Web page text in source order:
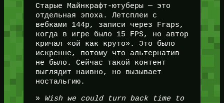
Старые Майнкрафт-ютуберы — это
отдельная эпоха. Летсплеи с
вебками 144p, записи через Fraps,
когда в игре было 15 FPS, но автор
кричал «ой как круто». Это было
искренне, потому что альтернатив
не было. Сейчас такой контент
выглядит наивно, но вызывает
ностальгию.
» Wish we could turn back time to